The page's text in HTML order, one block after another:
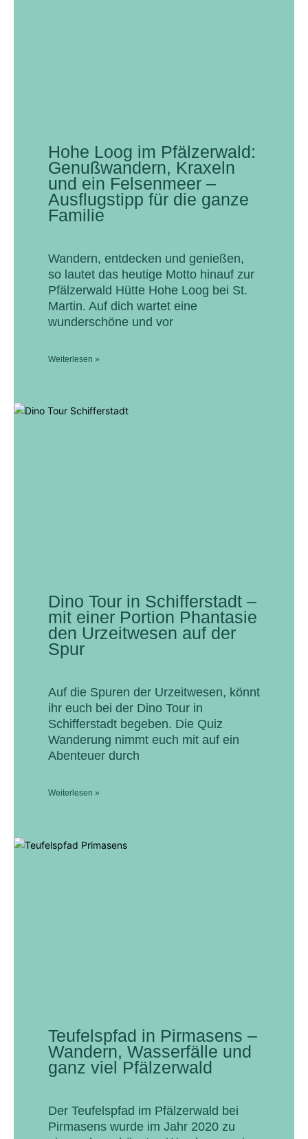
Hohe Loog im Pfälzerwald:
Genußwandern, Kraxeln
und ein Felsenmeer –
Ausflugstipp für die ganze
Familie
Wandern, entdecken und genießen,
so lautet das heutige Motto hinauf zur
Pfälzerwald Hütte Hohe Loog bei St.
Martin. Auf dich wartet eine
wunderschöne und vor
Weiterlesen »
Dino Tour in Schifferstadt –
mit einer Portion Phantasie
den Urzeitwesen auf der
Spur
Auf die Spuren der Urzeitwesen, könnt
ihr euch bei der Dino Tour in
Schifferstadt begeben. Die Quiz
Wanderung nimmt euch mit auf ein
Abenteuer durch
Weiterlesen »
Teufelspfad in Pirmasens –
Wandern, Wasserfälle und
ganz viel Pfälzerwald
Der Teufelspfad im Pfälzerwald bei
Pirmasens wurde im Jahr 2020 zu